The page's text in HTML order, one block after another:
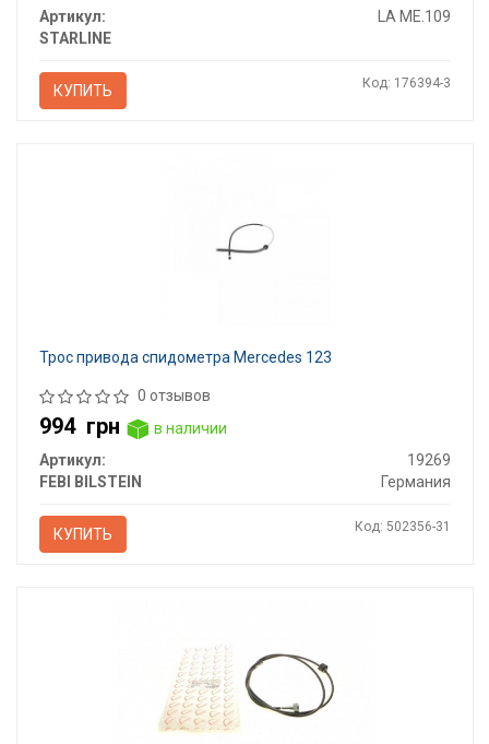
Артикул:
LA ME.109
STARLINE
КУПИТЬ Код: 176394-3
Трос привода спидометра Mercedes 123
0 отзывов
994 грн
в наличии
Артикул:
19269
FEBI BILSTEIN
Германия
КУПИТЬ Код: 502356-31